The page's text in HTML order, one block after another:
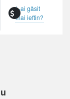
L-ai găsit
mai ieftin?